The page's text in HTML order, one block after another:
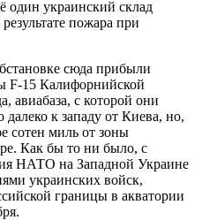
один украинский склад
пожара при
сюда прибыли
F-15 Калифорнийской
авиабаза, с которой они
далеко к западу от Киева, но,
сотен миль от зоны
Как бы то ни было, с
НАТО на Западной Украине
украинских войск,
границы в акватории